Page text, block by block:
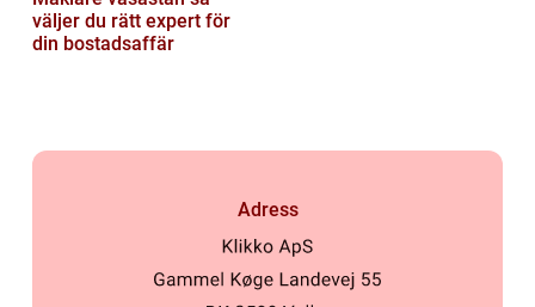
väljer du rätt expert för
din bostadsaffär
Adress